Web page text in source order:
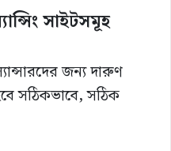
সাইটসমূহ
জন্য দারুণ
সঠিকভাবে, সঠিক